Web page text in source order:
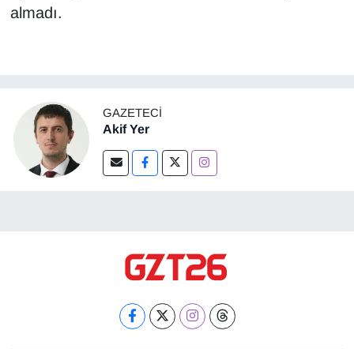
almadı.
GAZETECI
Akif Yer